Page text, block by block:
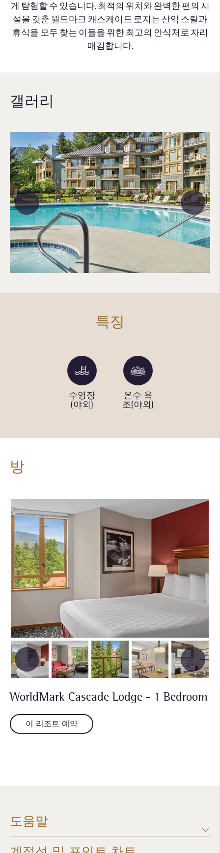
게 탐험할 수 있습니다. 최적의 위치와 완벽한 편의 시
설을 갖춘 월드마크 캐스케이드 로지는 산악 스릴과
휴식을 모두 찾는 이들을 위한 최고의 안식처로 자리
매김합니다.
갤러리
특징
수영장
(야외)
온수 욕
조(야외)
방
WorldMark Cascade Lodge - 1 Bedroom
이 리조트 예약
도움말